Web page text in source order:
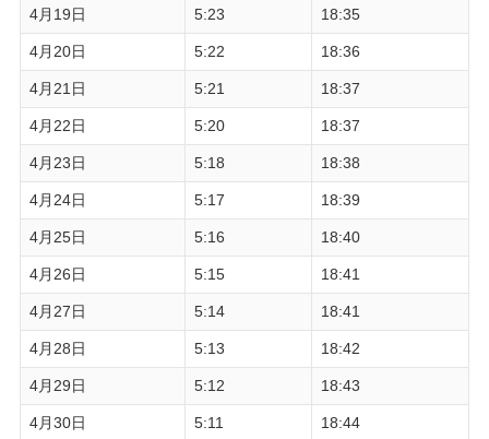
4月19日 5:23 18:35
4月20日 5:22 18:36
4月21日 5:21 18:37
4月22日 5:20 18:37
4月23日 5:18 18:38
4月24日 5:17 18:39
4月25日 5:16 18:40
4月26日 5:15 18:41
4月27日 5:14 18:41
4月28日 5:13 18:42
4月29日 5:12 18:43
4月30日 5:11 18:44